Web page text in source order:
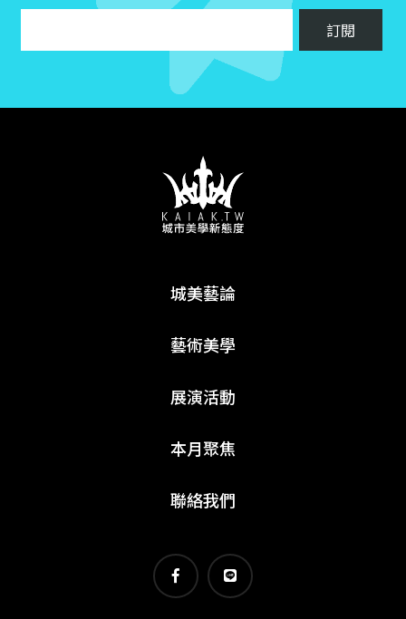
城美藝論
藝術美學
展演活動
本月聚焦
聯絡我們